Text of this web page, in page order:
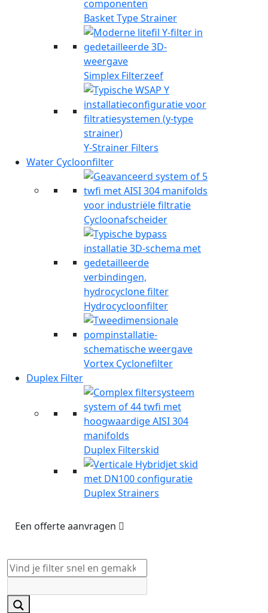
Basket Type Strainer
Simplex Filterzeef
Y-Strainer Filters
Water Cycloonfilter
Cycloonafscheider
Hydrocycloonfilter
Vortex Cyclonefilter
Duplex Filter
Duplex Filterskid
Duplex Strainers
Een offerte aanvragen